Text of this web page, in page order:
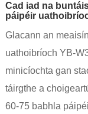
Cad iad na
páipéir
Glacann an
uathoibríoch YB-
minicíochta gan
táirgthe a
60-75 babhla